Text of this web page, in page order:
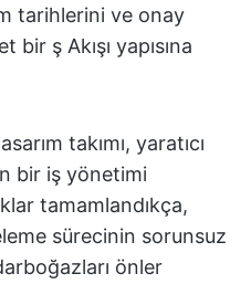
tarihlerini ve onay
bir ş Akışı yapısına
takımı, yaratıcı
bir iş yönetimi
tamamlandıkça,
sürecinin sorunsuz
önler